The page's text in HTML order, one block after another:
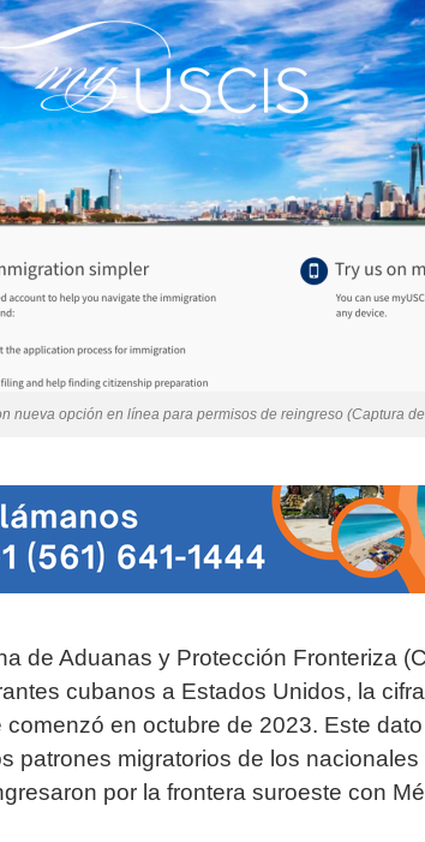
nueva opción en línea para permisos de reingreso (Captura
de Aduanas y Protección Fronteriza
cubanos a Estados Unidos, la
en octubre de 2023. Este
patrones migratorios de los
por la frontera suroeste con